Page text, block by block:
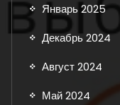
Январь 2025
Декабрь 2024
Август 2024
Май 2024